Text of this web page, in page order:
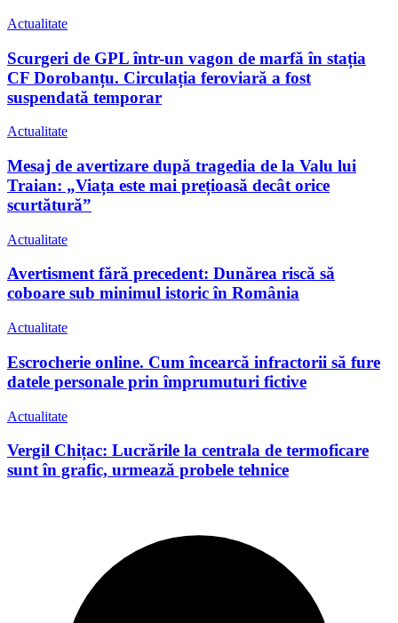
Actualitate
Scurgeri de GPL într-un vagon de marfă în stația
CF Dorobanțu. Circulația feroviară a fost
suspendată temporar
Actualitate
Mesaj de avertizare după tragedia de la Valu lui
Traian: „Viața este mai prețioasă decât orice
scurtătură”
Actualitate
Avertisment fără precedent: Dunărea riscă să
coboare sub minimul istoric în România
Actualitate
Escrocherie online. Cum încearcă infractorii să fure
datele personale prin împrumuturi fictive
Actualitate
Vergil Chițac: Lucrările la centrala de termoficare
sunt în grafic, urmează probele tehnice